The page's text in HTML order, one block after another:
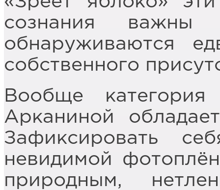
сознания
обнаруживаются
собственного
Вообще
Арканиной
Зафиксировать
невидимой
природным,